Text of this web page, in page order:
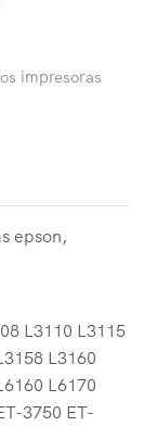
impresoras
epson,
L3110 L3115
L3160
L6170
3750 ET-